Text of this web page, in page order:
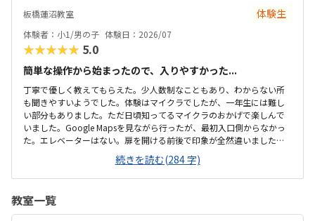
ので、これから良い点が増えてくるのではないかと思います。
板橋蓮沼教室 体験生
体験者：小1/男の子 体験日：2026/07
★★★★★ 5.0
簡単な操作から始まったので、入りやすかった...
丁寧で優しく教えてもらえた。少人数制なこともあり、わからない所
も聞きやすいようでした。体験はマイクラでしたが、一年生には難し
い部分もありました。ただ日頃知ってるマイクラのおかげで楽しんで
いました。Google Mapsを見ながら行ったが、最初入口側からなかっ
た。エレベーターはない。扉を開ける前後で印象が全然違いました。
とても綺麗で、広々としていました。教室内は土足でしたが、全体的
に綺麗でした。プログラミングあるあるですが、やっぱり月2回にして
は高い。他の習い事もしているので悩みどころです。マイクラで遊ん
続きを読む(284 字)
教室一覧